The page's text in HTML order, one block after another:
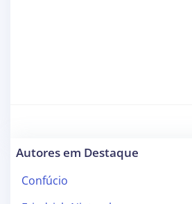
Autores em Destaque
Confúcio